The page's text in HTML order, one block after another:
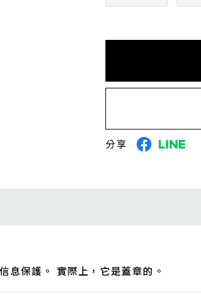
分享
息保護。 實際上，它是蓋章的。